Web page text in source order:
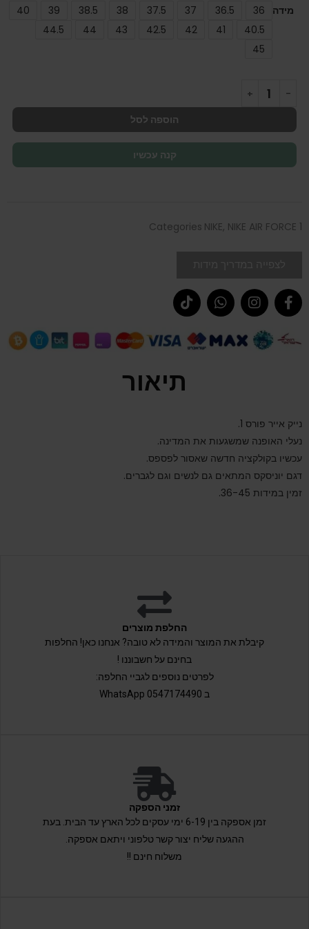
מידה 36
36.5
37
37.5
38
38.5
39
40
40.5
41
42
42.5
43
44
44.5
45
הוספה לסל
קנה עכשיו
Categories NIKE, NIKE AIR FORCE 1
תיאור
נייק אייר פורס 1.
נעלי האופנה שמשגעות את המדינה.
עכשיו בקולקציה חדשה שאסור לפספס.
דגם יוניסקס המתאים גם לנשים וגם לגברים.
זמין במידות 36-45.
החלפת מוצרים
קיבלת את המוצר והמידה לא טובה? אנחנו כאן! החלפות
בחינם על חשבוננו !
לפרטים נוספים לגביי החלפה:
ב 0547174490 WhatsApp
זמני הספקה
זמן אספקה בין 6-19 ימי עסקים לכל הארץ עד הבית. בעת
ההגעה שליח יצור קשר טלפוני ויתאם אספקה.
משלוח חינם !!